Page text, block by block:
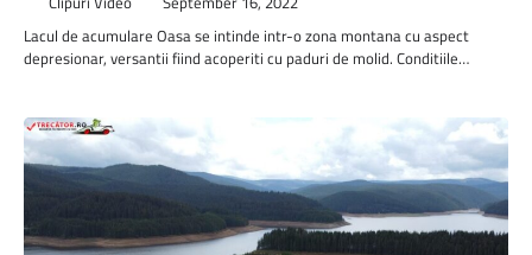
Lacul de acumulare Oasa se intinde intr-o zona montana cu aspect
depresionar, versantii fiind acoperiti cu paduri de molid. Conditiile…